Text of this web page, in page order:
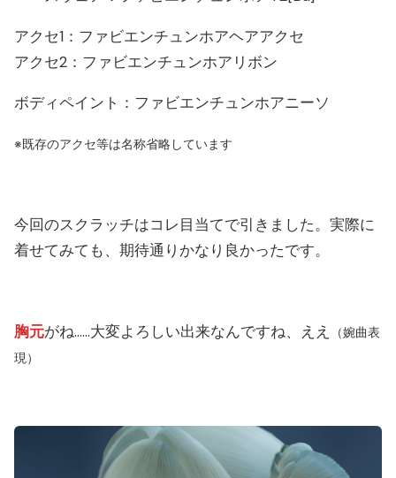
アクセ1：ファビエンチュンホアヘアアクセ
アクセ2：ファビエンチュンホアリボン
ボディペイント：ファビエンチュンホアニーソ
※既存のアクセ等は名称省略しています
今回のスクラッチはコレ目当てで引きました。実際に
着せてみても、期待通りかなり良かったです。
胸元がね……大変よろしい出来なんですね、ええ
（婉曲表
現）